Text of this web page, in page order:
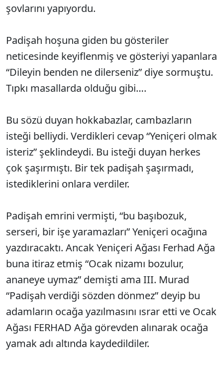
şovlarını yapıyordu.
Padişah hoşuna giden bu gösteriler
neticesinde keyiflenmiş ve gösteriyi yapanlara
“Dileyin benden ne dilerseniz” diye sormuştu.
Tıpkı masallarda olduğu gibi….
Bu sözü duyan hokkabazlar, cambazların
isteği belliydi. Verdikleri cevap “Yeniçeri olmak
isteriz” şeklindeydi. Bu isteği duyan herkes
çok şaşırmıştı. Bir tek padişah şaşırmadı,
istediklerini onlara verdiler.
Padişah emrini vermişti, “bu başıbozuk,
serseri, bir işe yaramazları” Yeniçeri ocağına
yazdıracaktı. Ancak Yeniçeri Ağası Ferhad Ağa
buna itiraz etmiş “Ocak nizamı bozulur,
ananeye uymaz” demişti ama III. Murad
“Padişah verdiği sözden dönmez” deyip bu
adamların ocağa yazılmasını ısrar etti ve Ocak
Ağası FERHAD Ağa görevden alınarak ocağa
yamak adı altında kaydedildiler.